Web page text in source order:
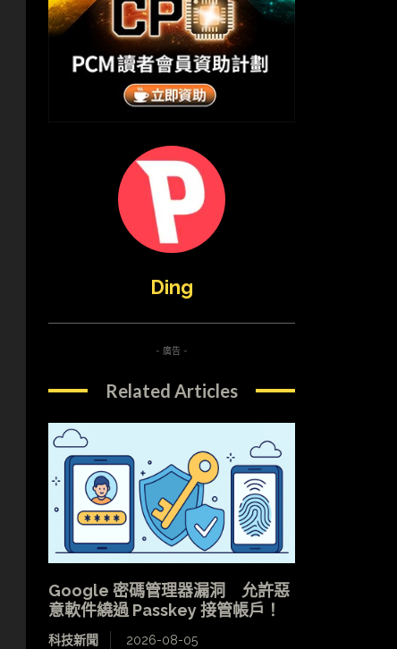
Ding
- 廣告 -
Related Articles
Google 密碼管理器漏洞 允許惡
意軟件繞過 Passkey 接管帳戶！
科技新聞 2026-08-05